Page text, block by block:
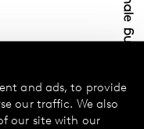
and ads, to provide
our traffic. We also
our site with our